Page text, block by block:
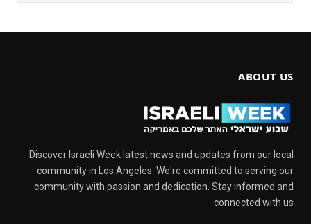
ABOUT US
Discover Israeli Week latest news and updates from our local
community in Los Angeles. We're committed to serving our
community with passion and dedication. Stay informed and
connected with us